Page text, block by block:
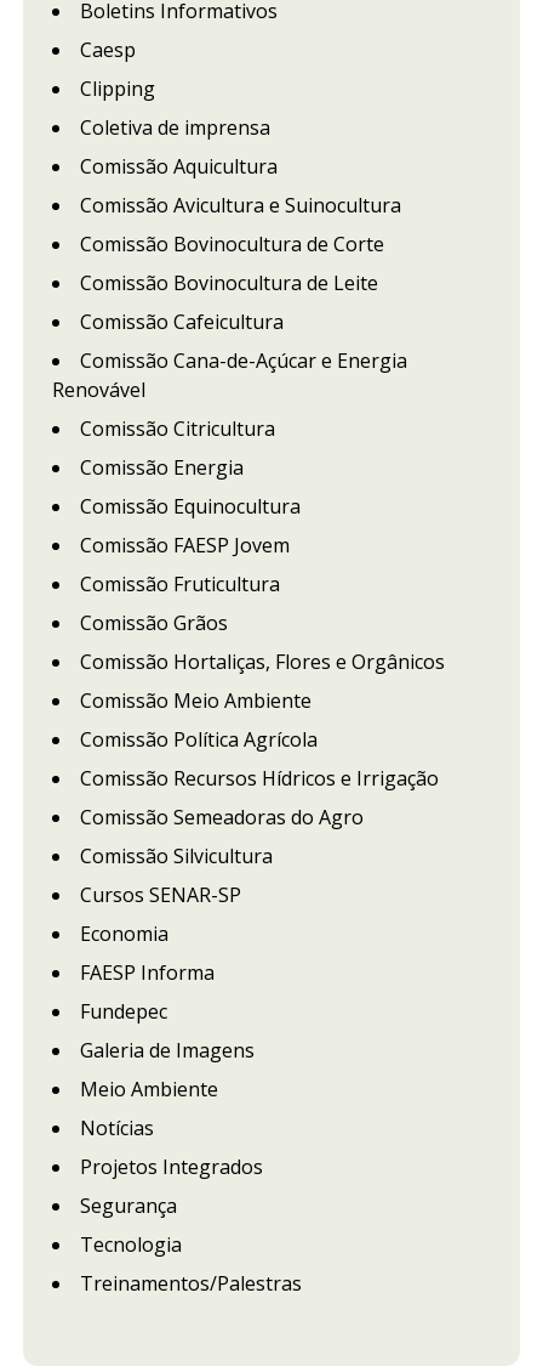
Boletins Informativos
Caesp
Clipping
Coletiva de imprensa
Comissão Aquicultura
Comissão Avicultura e Suinocultura
Comissão Bovinocultura de Corte
Comissão Bovinocultura de Leite
Comissão Cafeicultura
Comissão Cana-de-Açúcar e Energia
Renovável
Comissão Citricultura
Comissão Energia
Comissão Equinocultura
Comissão FAESP Jovem
Comissão Fruticultura
Comissão Grãos
Comissão Hortaliças, Flores e Orgânicos
Comissão Meio Ambiente
Comissão Política Agrícola
Comissão Recursos Hídricos e Irrigação
Comissão Semeadoras do Agro
Comissão Silvicultura
Cursos SENAR-SP
Economia
FAESP Informa
Fundepec
Galeria de Imagens
Meio Ambiente
Notícias
Projetos Integrados
Segurança
Tecnologia
Treinamentos/Palestras